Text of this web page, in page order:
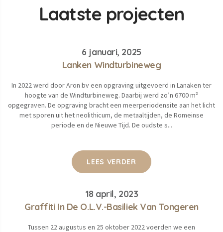
Laatste projecten
6 januari, 2025
Lanken Windturbineweg
In 2022 werd door Aron bv een opgraving uitgevoerd in Lanaken ter
hoogte van de Windturbineweg. Daarbij werd zo’n 6700 m²
opgegraven. De opgraving bracht een meerperiodensite aan het licht
met sporen uit het neolithicum, de metaaltijden, de Romeinse
periode en de Nieuwe Tijd. De oudste s...
LEES VERDER
18 april, 2023
Graffiti In De O.L.V.-Basiliek Van Tongeren
Tussen 22 augustus en 25 oktober 2022 voerden we een